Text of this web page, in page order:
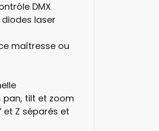
DMX
laser
maîtresse ou
pan, tilt et zoom
et Z séparés et